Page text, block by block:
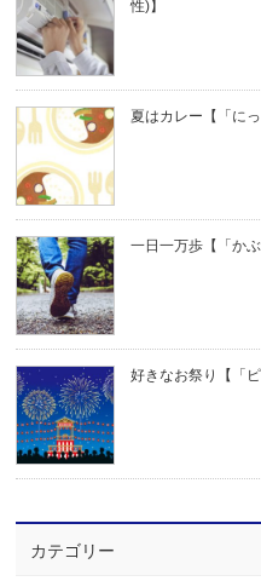
性)】
夏はカレー【「に
一日一万歩【「か
好きなお祭り【「
カテゴリー